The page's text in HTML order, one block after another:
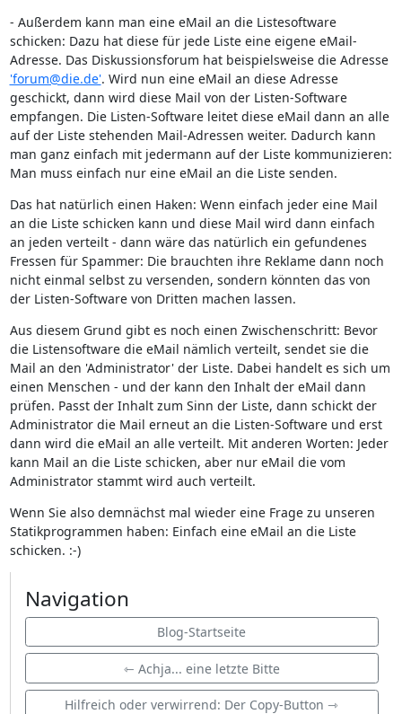
- Außerdem kann man eine eMail an die Listesoftware
schicken: Dazu hat diese für jede Liste eine eigene eMail-
Adresse. Das Diskussionsforum hat beispielsweise die Adresse
'forum@die.de'. Wird nun eine eMail an diese Adresse
geschickt, dann wird diese Mail von der Listen-Software
empfangen. Die Listen-Software leitet diese eMail dann an alle
auf der Liste stehenden Mail-Adressen weiter. Dadurch kann
man ganz einfach mit jedermann auf der Liste kommunizieren:
Man muss einfach nur eine eMail an die Liste senden.
Das hat natürlich einen Haken: Wenn einfach jeder eine Mail
an die Liste schicken kann und diese Mail wird dann einfach
an jeden verteilt - dann wäre das natürlich ein gefundenes
Fressen für Spammer: Die brauchten ihre Reklame dann noch
nicht einmal selbst zu versenden, sondern könnten das von
der Listen-Software von Dritten machen lassen.
Aus diesem Grund gibt es noch einen Zwischenschritt: Bevor
die Listensoftware die eMail nämlich verteilt, sendet sie die
Mail an den 'Administrator' der Liste. Dabei handelt es sich um
einen Menschen - und der kann den Inhalt der eMail dann
prüfen. Passt der Inhalt zum Sinn der Liste, dann schickt der
Administrator die Mail erneut an die Listen-Software und erst
dann wird die eMail an alle verteilt. Mit anderen Worten: Jeder
kann Mail an die Liste schicken, aber nur eMail die vom
Administrator stammt wird auch verteilt.
Wenn Sie also demnächst mal wieder eine Frage zu unseren
Statikprogrammen haben: Einfach eine eMail an die Liste
schicken. :-)
Navigation
Blog-Startseite
⇽ Achja... eine letzte Bitte
Hilfreich oder verwirrend: Der Copy-Button ⇾